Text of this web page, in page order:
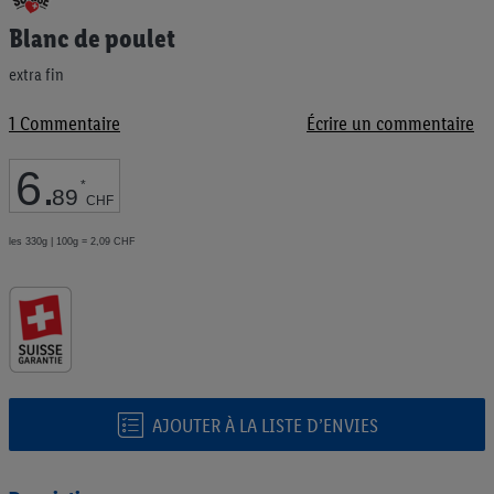
Blanc de poulet
extra fin
1 Commentaire Écrire un commentaire
6.89 *
CHF
les 330g | 100g = 2,09 CHF
AJOUTER À LA LISTE D’ENVIES
au
début
la
d’images